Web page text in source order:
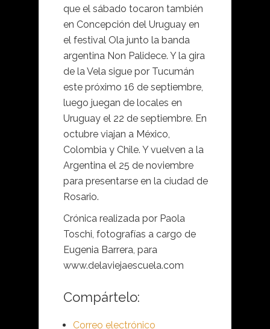
que el sábado tocaron también
en Concepción del Uruguay en
el festival Ola junto la banda
argentina Non Palidece. Y la gira
de la Vela sigue por Tucumán
este próximo 16 de septiembre,
luego juegan de locales en
Uruguay el 22 de septiembre. En
octubre viajan a México,
Colombia y Chile. Y vuelven a la
Argentina el 25 de noviembre
para presentarse en la ciudad de
Rosario.
Crónica realizada por Paola
Toschi, fotografías a cargo de
Eugenia Barrera, para
www.delaviejaescuela.com
Compártelo:
Correo electrónico